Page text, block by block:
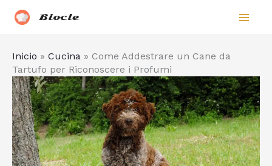
Biocle
Inicio » Cucina » Come Addestrare un Cane da
Tartufo per Riconoscere i Profumi